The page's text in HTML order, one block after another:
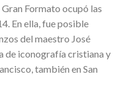
Formato ocupó las
En ella, fue posible
del maestro José
de iconografía cristiana y
también en San